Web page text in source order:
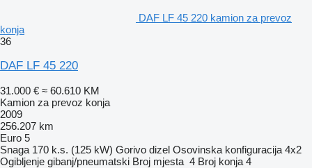
DAF LF 45 220 kamion za prevoz
konja
36
DAF LF 45 220
31.000 € ≈ 60.610 KM
Kamion za prevoz konja
2009
256.207 km
Euro 5
Snaga 170 k.s. (125 kW) Gorivo dizel Osovinska konfiguracija 4x2
Ogibljenje gibanj/pneumatski Broj mjesta 4 Broj konja 4